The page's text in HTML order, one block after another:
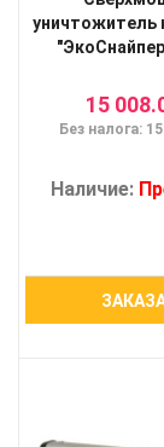
уничтожитель
15
Без налога:
Наличие: